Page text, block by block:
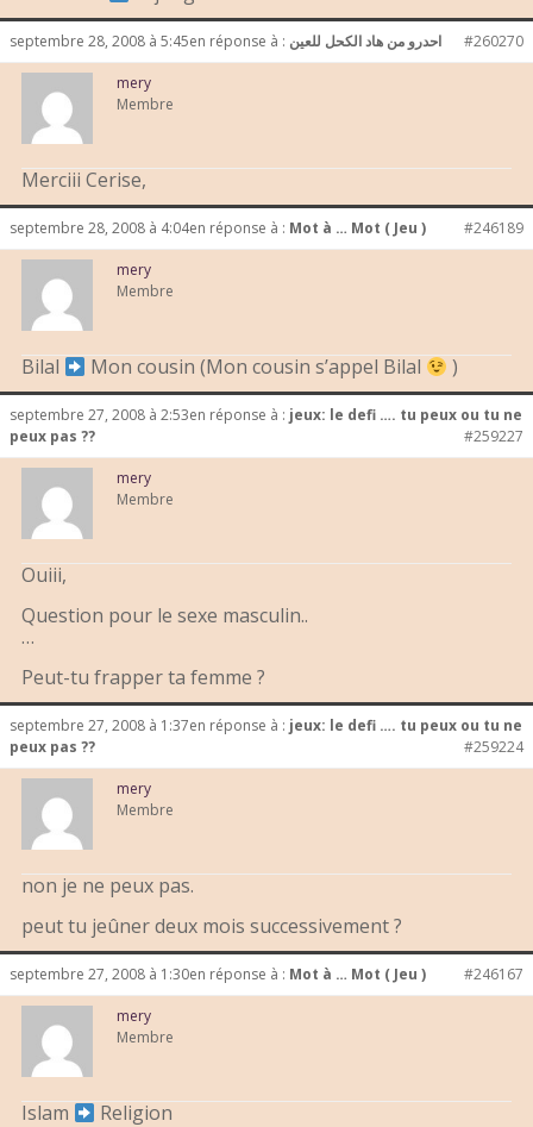
septembre 28, 2008 à 5:45en réponse à : احدرو من هاد الكحل للعين #260270
mery
Membre
Merciii Cerise,
septembre 28, 2008 à 4:04en réponse à : Mot à … Mot ( Jeu ) #246189
mery
Membre
Bilal Mon cousin (Mon cousin s’appel Bilal )
septembre 27, 2008 à 2:53en réponse à : jeux: le defi …. tu peux ou tu ne
peux pas ??
#259227
mery
Membre
Ouiii,
Question pour le sexe masculin..
…
Peut-tu frapper ta femme ?
septembre 27, 2008 à 1:37en réponse à : jeux: le defi …. tu peux ou tu ne
peux pas ??
#259224
mery
Membre
non je ne peux pas.
peut tu jeûner deux mois successivement ?
septembre 27, 2008 à 1:30en réponse à : Mot à … Mot ( Jeu ) #246167
mery
Membre
Islam Religion